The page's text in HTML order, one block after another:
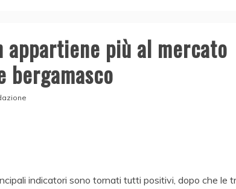
appartiene più al mercato
bergamasco
indicatori sono tornati tutti positivi, dopo che le